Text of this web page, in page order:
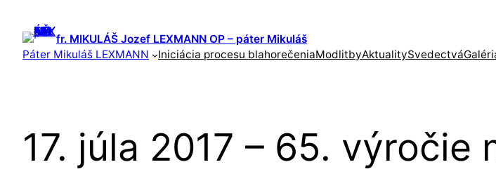
obsah
fr. MIKULÁŠ Jozef LEXMANN OP – páter Mikuláš
Páter Mikuláš LEXMANN
Iniciácia procesu blahorečeniaModlitbyAktualitySvedectvá
17. júla 2017 – 65. výročie